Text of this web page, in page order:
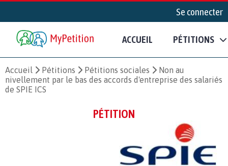
Se connecter
ACCUEIL PÉTITIONS
Accueil Pétitions Pétitions sociales
Non au
nivellement par le bas des accords d'entreprise des salariés
de SPIE ICS
PÉTITION